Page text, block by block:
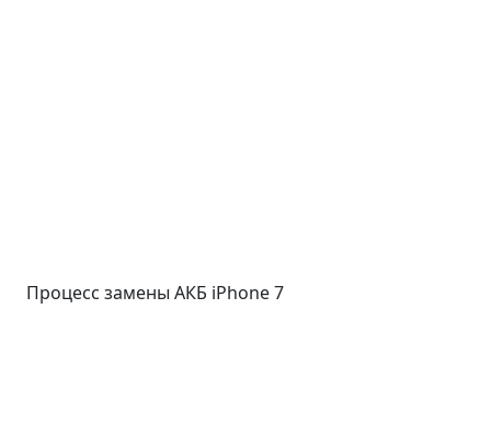
Процесс замены АКБ iPhone 7